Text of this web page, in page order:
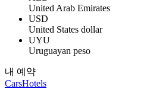
United Arab Emirates
USD
United States dollar
UYU
Uruguayan peso
내 예약
CarsHotels